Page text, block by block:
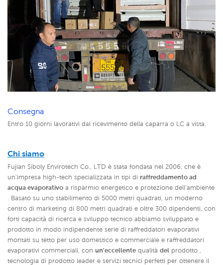
Consegna
Entro 10 giorni lavorativi dal ricevimento della caparra o LC a vista.
Chi siamo
Fujian Siboly Envirotech Co., LTD è stata fondata nel 2006, che è
un'impresa high-tech specializzata in tipi di raffreddamento ad
acqua evaporativo a risparmio energetico e protezione dell'ambiente
. Basato su uno stabilimento di 5000 metri quadrati, un moderno
centro di marketing di 800 metri quadrati e oltre 300 dipendenti, con
forti capacità di ricerca e sviluppo tecnico abbiamo sviluppato e
prodotto in modo indipendente serie di raffreddatori evaporativi
montati su tetto per uso domestico e commerciale e raffreddatori
evaporativi commerciali, con un'eccellente qualità del prodotto
tecnologia di prodotto leader e servizi tecnici perfetti per ottenere il